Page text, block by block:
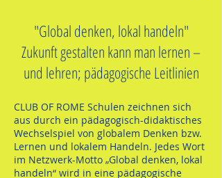
"Global denken, lokal handeln"
Zukunft gestalten kann man lernen –
und lehren; pädagogische Leitlinien
CLUB OF ROME Schulen zeichnen sich
aus durch ein pädagogisch-didaktisches
Wechselspiel von globalem Denken bzw.
Lernen und lokalem Handeln. Jedes Wort
im Netzwerk-Motto „Global denken, lokal
handeln“ wird in eine pädagogische